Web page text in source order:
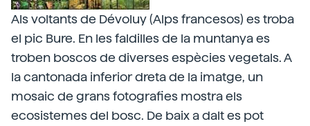
Als voltants de Dévoluy (Alps francesos) es troba
el pic Bure. En les faldilles de la muntanya es
troben boscos de diverses espècies vegetals. A
la cantonada inferior dreta de la imatge, un
mosaic de grans fotografies mostra els
ecosistemes del bosc. De baix a dalt es pot